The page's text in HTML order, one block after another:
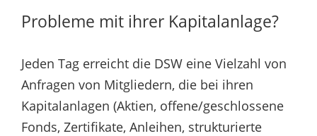
Probleme mit ihrer Kapitalanlage?
Jeden Tag erreicht die DSW eine Vielzahl von
Anfragen von Mitgliedern, die bei ihren
Kapitalanlagen (Aktien, offene/geschlossene
Fonds, Zertifikate, Anleihen, strukturierte